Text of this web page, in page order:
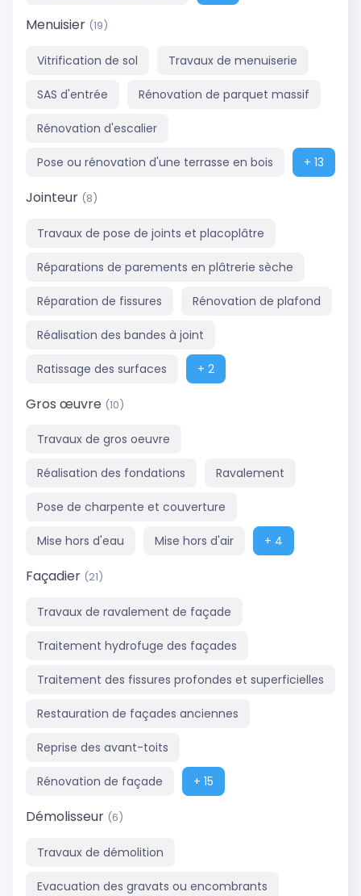
Menuisier (19)
Vitrification de sol Travaux de menuiserie
SAS d'entrée Rénovation de parquet massif
Rénovation d'escalier
Pose ou rénovation d'une terrasse en bois + 13
Jointeur (8)
Travaux de pose de joints et placoplâtre
Réparations de parements en plâtrerie sèche
Réparation de fissures Rénovation de plafond
Réalisation des bandes à joint
Ratissage des surfaces + 2
Gros œuvre (10)
Travaux de gros oeuvre
Réalisation des fondations Ravalement
Pose de charpente et couverture
Mise hors d'eau Mise hors d'air + 4
Façadier (21)
Travaux de ravalement de façade
Traitement hydrofuge des façades
Traitement des fissures profondes et superficielles
Restauration de façades anciennes
Reprise des avant-toits
Rénovation de façade + 15
Démolisseur (6)
Travaux de démolition
Evacuation des gravats ou encombrants